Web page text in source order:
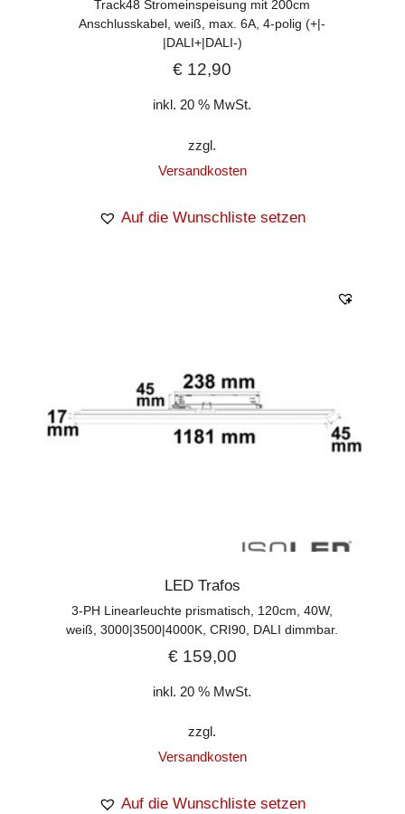
Track48 Stromeinspeisung mit 200cm
Anschlusskabel, weiß, max. 6A, 4-polig (+|-
|DALI+|DALI-)
€ 12,90
inkl. 20 % MwSt.
zzgl.
Versandkosten
Auf die Wunschliste setzen
LED Trafos
3-PH Linearleuchte prismatisch, 120cm, 40W,
weiß, 3000|3500|4000K, CRI90, DALI dimmbar.
€159,00
inkl. 20 % MwSt.
zzgl.
Versandkosten
Auf die Wunschliste setzen